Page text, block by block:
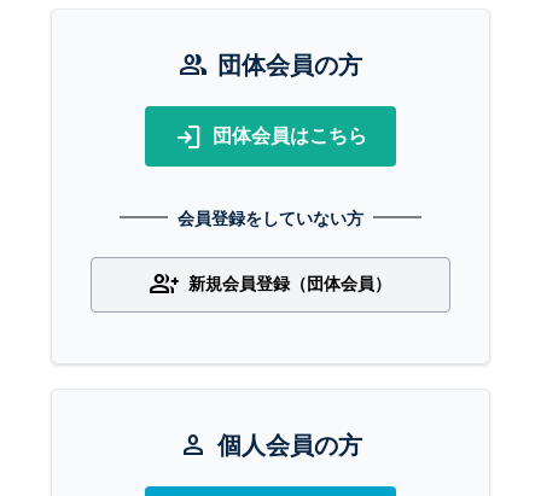
group 団体会員の方
login 団体会員はこちら
会員登録をしていない方
group_add 新規会員登録（団体会員）
person 個人会員の方